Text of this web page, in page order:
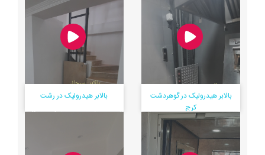
بالابر هیدرولیک در گوهردشت
کرج
ساخت و نصب بالابر
هیدرولیک
بالابر هیدرولیک در رشت
قیمت بالابر هیدرولیک خانگی